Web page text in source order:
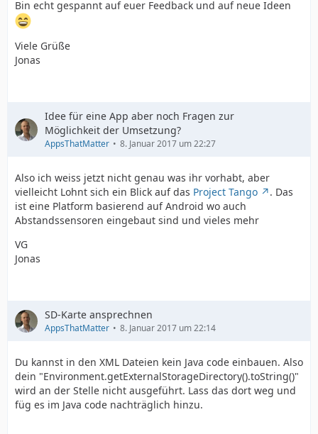
Bin echt gespannt auf euer Feedback und auf neue Ideen
Viele Grüße
Jonas
Idee für eine App aber noch Fragen zur
Möglichkeit der Umsetzung?
AppsThatMatter 8. Januar 2017 um 22:27
Also ich weiss jetzt nicht genau was ihr vorhabt, aber
vielleicht Lohnt sich ein Blick auf das Project Tango
. Das
ist eine Platform basierend auf Android wo auch
Abstandssensoren eingebaut sind und vieles mehr
VG
Jonas
SD-Karte ansprechnen
AppsThatMatter 8. Januar 2017 um 22:14
Du kannst in den XML Dateien kein Java code einbauen. Also
dein "Environment.getExternalStorageDirectory().toString()"
wird an der Stelle nicht ausgeführt. Lass das dort weg und
füg es im Java code nachträglich hinzu.